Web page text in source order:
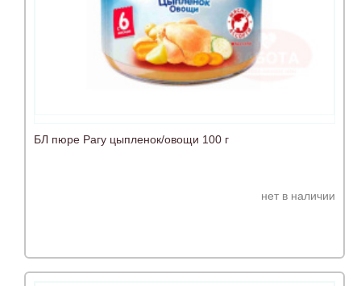
БЛ пюре Рагу цыпленок/овощи 100 г
нет в наличии